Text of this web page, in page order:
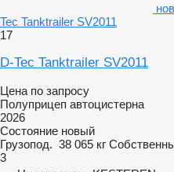
Tec Tanktrailer SV2011
17
D-Tec Tanktrailer SV2011
Цена по запросу
Полуприцеп автоцистерна
2026
Состояние новый
Грузопод. 38 065 кг
3